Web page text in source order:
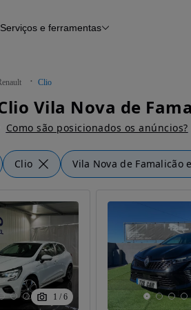
Histórico do veículo
Serviços e ferramentas
Clio
Como são posicionados os anúncios?
Clio Vila Nova de Famalicão
1 / 6